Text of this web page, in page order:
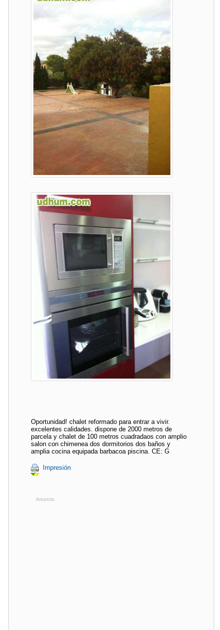
Oportunidad! chalet reformado para entrar a vivir.
excelentes calidades. dispone de 2000 metros de
parcela y chalet de 100 metros cuadradaos con amplio
salon con chimenea dos dormitorios dos baños y
amplia cocina equipada barbacoa piscina. CE: G
Impresión
Anuncio